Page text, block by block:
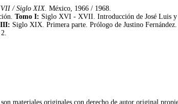
/ Siglo XIX.México, 1966 / 1968.
Tomo I: Siglo XVI - XVII. Introducción de José Luis y
III: Siglo XIX. Primera parte. Prólogo de Justino
materiales originales con derecho de autor original